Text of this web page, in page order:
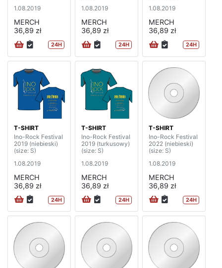
1.08.2019
MERCH
36,89 zł
24H
1.08.2019
MERCH
36,89 zł
24H
1.08.2019
MERCH
36,89 zł
24H
T-SHIRT
Ino-Rock Festival
2019 (niebieski)
(size: S)
1.08.2019
MERCH
36,89 zł
24H
T-SHIRT
Ino-Rock Festival
2019 (turkusowy)
(size: S)
1.08.2019
MERCH
36,89 zł
24H
T-SHIRT
Ino-Rock Festival
2022 (niebieski)
(size: S)
1.08.2019
MERCH
36,89 zł
24H